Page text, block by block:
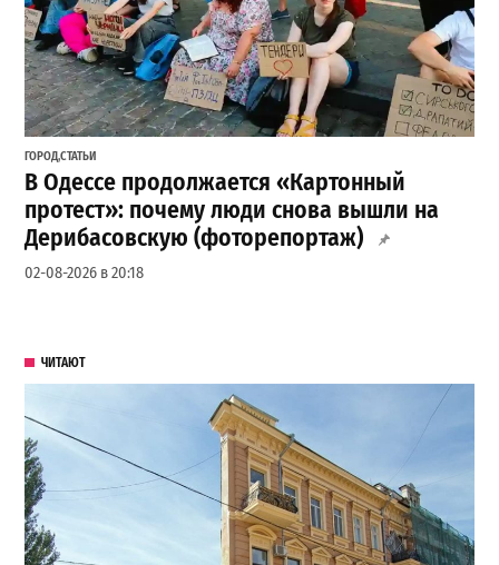
ГОРОД,СТАТЬИ
В Одессе продолжается «Картонный
протест»: почему люди снова вышли на
Дерибасовскую (фоторепортаж)
02-08-2026 в 20:18
ЧИТАЮТ